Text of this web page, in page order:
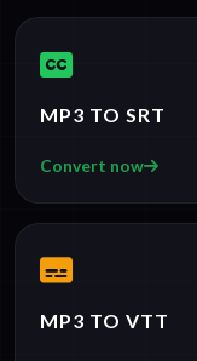
MP3 TO SRT
Convert now
MP3 TO VTT